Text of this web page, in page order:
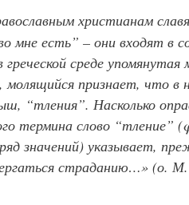
христианам
мне есть” – они входят в
среде
молящийся признает, что в
“тления”. Насколько
термина слово “тление”
значений) указывает,
страданию…» (о.